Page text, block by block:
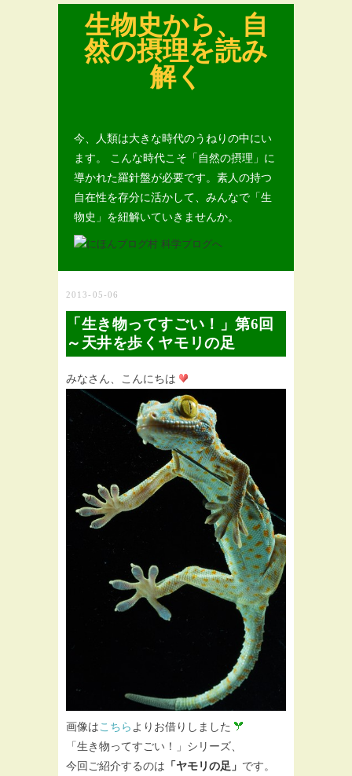
生物史から、自
然の摂理を読み
解く
今、人類は大きな時代のうねりの中にい
ます。 こんな時代こそ「自然の摂理」に
導かれた羅針盤が必要です。素人の持つ
自在性を存分に活かして、みんなで「生
物史」を紐解いていきませんか。
2013-05-06
「生き物ってすごい！」第6回
～天井を歩くヤモリの足
みなさん、こんにちは
画像はこちら よりお借りしました
「生き物ってすごい！」シリーズ、
今回ご紹介するのは 「ヤモリの足」 です。